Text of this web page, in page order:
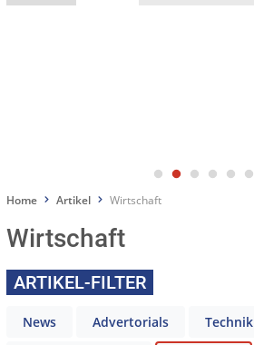
Home Artikel Wirtschaft
Wirtschaft
ARTIKEL-FILTER
News Advertorials Technik